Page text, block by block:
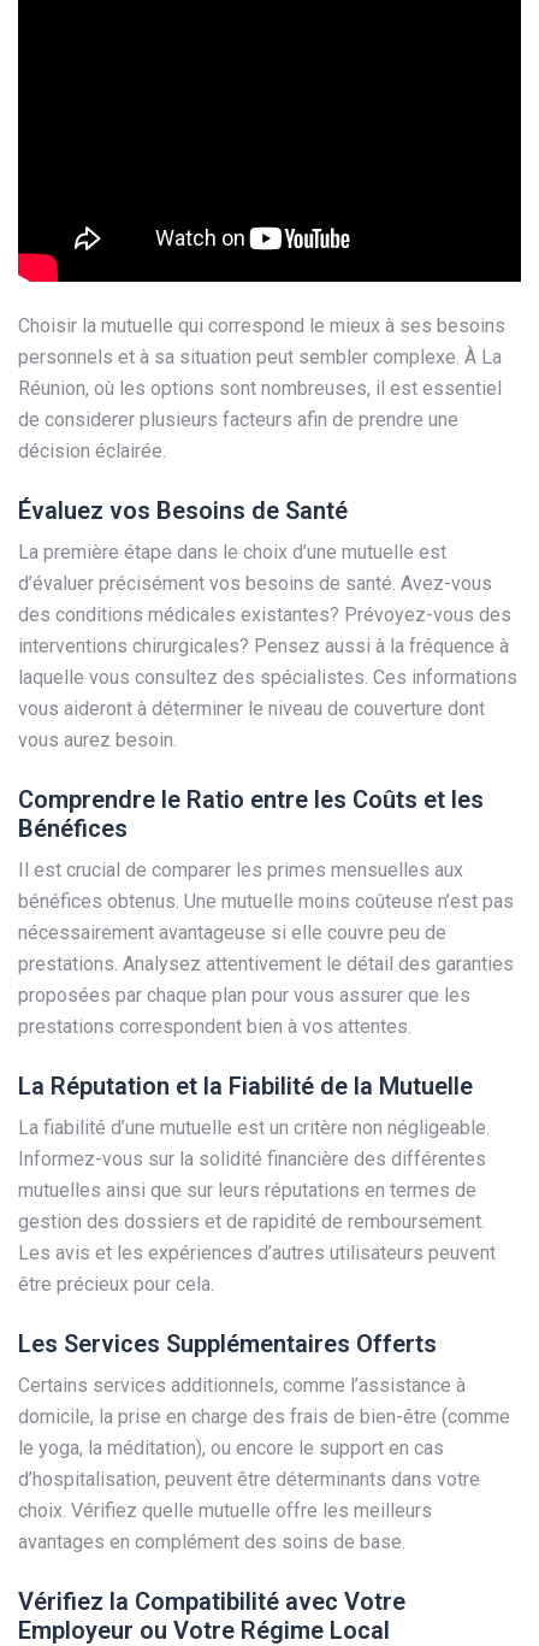
Choisir la mutuelle qui correspond le mieux à ses besoins
personnels et à sa situation peut sembler complexe. À La
Réunion, où les options sont nombreuses, il est essentiel
de considerer plusieurs facteurs afin de prendre une
décision éclairée.
Évaluez vos Besoins de Santé
La première étape dans le choix d’une mutuelle est
d’évaluer précisément vos besoins de santé. Avez-vous
des conditions médicales existantes? Prévoyez-vous des
interventions chirurgicales? Pensez aussi à la fréquence à
laquelle vous consultez des spécialistes. Ces informations
vous aideront à déterminer le niveau de couverture dont
vous aurez besoin.
Comprendre le Ratio entre les Coûts et les
Bénéfices
Il est crucial de comparer les primes mensuelles aux
bénéfices obtenus. Une mutuelle moins coûteuse n’est pas
nécessairement avantageuse si elle couvre peu de
prestations. Analysez attentivement le détail des garanties
proposées par chaque plan pour vous assurer que les
prestations correspondent bien à vos attentes.
La Réputation et la Fiabilité de la Mutuelle
La fiabilité d’une mutuelle est un critère non négligeable.
Informez-vous sur la solidité financière des différentes
mutuelles ainsi que sur leurs réputations en termes de
gestion des dossiers et de rapidité de remboursement.
Les avis et les expériences d’autres utilisateurs peuvent
être précieux pour cela.
Les Services Supplémentaires Offerts
Certains services additionnels, comme l’assistance à
domicile, la prise en charge des frais de bien-être (comme
le yoga, la méditation), ou encore le support en cas
d’hospitalisation, peuvent être déterminants dans votre
choix. Vérifiez quelle mutuelle offre les meilleurs
avantages en complément des soins de base.
Vérifiez la Compatibilité avec Votre
Employeur ou Votre Régime Local